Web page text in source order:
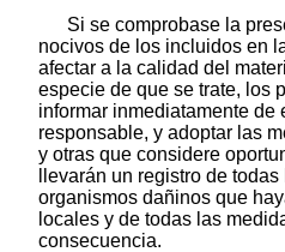
Si se comprobase la
nocivos de los incluidos en
afectar a la calidad del
especie de que se trate, los
informar inmediatamente de
responsable, y adoptar las
y otras que considere
llevarán un registro de
organismos dañinos que
locales y de todas las
consecuencia.